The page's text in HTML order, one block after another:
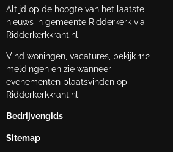
Altijd op de hoogte van het laatste
nieuws in gemeente Ridderkerk via
Ridderkerkkrant.nl.
Vind woningen, vacatures, bekijk 112
meldingen en zie wanneer
evenementen plaatsvinden op
Ridderkerkkrant.nl.
Bedrijvengids
Sitemap